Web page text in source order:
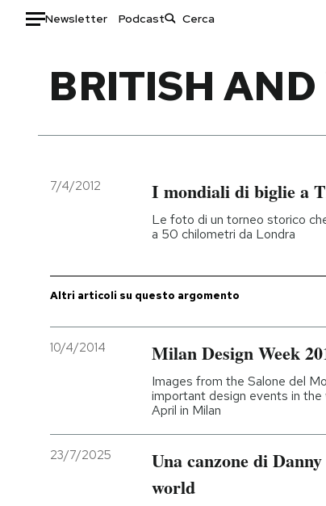
Newsletter Podcast
HOME
Italia
Politica
Cultura
Economia
Moda
Ok Boomer!
Europa
Altrecose
NEWSLETTER
BRITISH
7/4/2012 I mondiali di biglie a
Le foto di un torneo storico
a 50 chilometri da Londra
Altri articoli su questo argomento
10/4/2014 Milan Design Week
Images from the Salone del
important design events in the
April in Milan
23/7/2025
Una canzone di
world